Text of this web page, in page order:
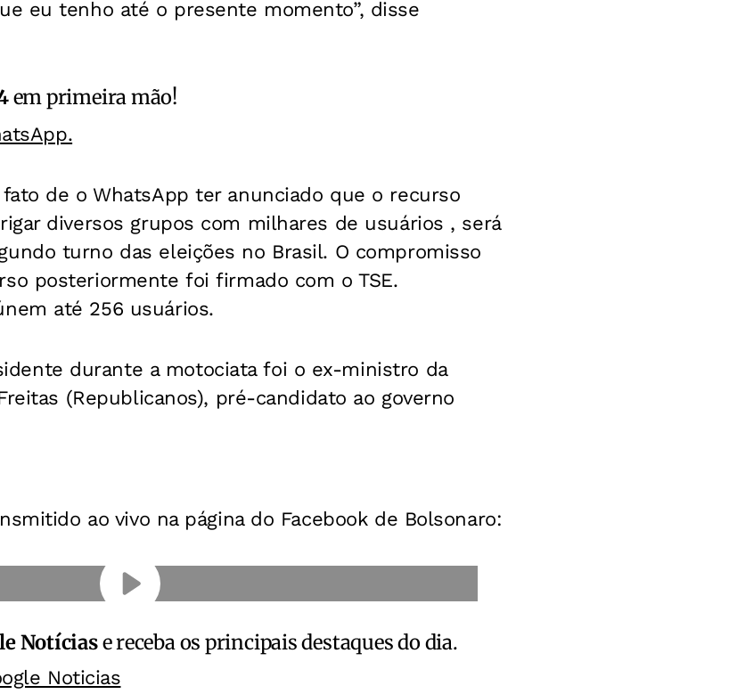
eu tenho até o presente momento”, disse
em primeira mão!
de o WhatsApp ter anunciado que o recurso
diversos grupos com milhares de usuários , será
turno das eleições no Brasil. O compromisso
posteriormente foi firmado com o TSE.
até 256 usuários.
durante a motociata foi o ex-ministro da
(Republicanos), pré-candidato ao governo
ao vivo na página do Facebook de Bolsonaro:
Notíciase receba os principais destaques do dia.
Noticias